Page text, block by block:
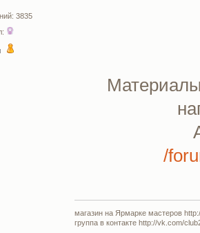
3835
/
магазин на Ярмарке мастеров
группа в контакте http://vk.com/